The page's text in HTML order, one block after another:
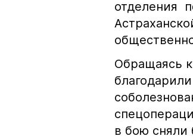
отделения
Обращаясь
в бою сняли